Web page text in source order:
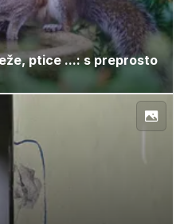
ptice ...: s preprosto